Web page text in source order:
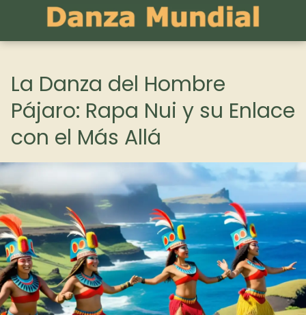
La Danza del Hombre
Pájaro: Rapa Nui y su Enlace
con el Más Allá